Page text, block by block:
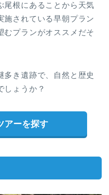
尾根にあることから天気
施されている早朝プラン
むプランがオススメだそ
多き遺跡で、自然と歴史
しょうか？
アーを探す